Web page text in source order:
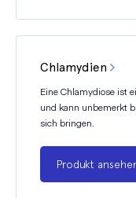
Chlamydien
Eine Chlamydiose ist
und kann unbemerkt
sich bringen.
Produkt